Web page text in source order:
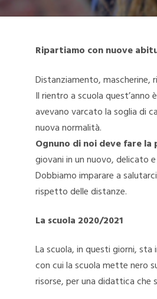
Ripartiamo con nuove
Distanziamento,
Il rientro a scuola
avevano varcato la soglia di
nuova normalità.
Ognuno di noi deve fare
giovani in un nuovo, delicato
Dobbiamo imparare a
rispetto delle distanze.
La scuola 2020/2021
La scuola, in questi giorni,
con cui la scuola mette nero
risorse, per una didattica che